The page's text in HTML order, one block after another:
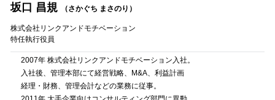
坂口 昌規 （さかぐち まさのり）
株式会社リンクアンドモチベーション
特任執行役員
2007年 株式会社リンクアンドモチベーション入社。
入社後、管理本部にて経営戦略、M&A、利益計画
経理・財務、管理会計などの業務に従事。